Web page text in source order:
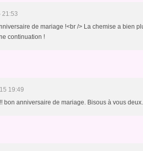
21:53
de mariage !<br /> La chemise a bien
continuation !
19:49
bon anniversaire de mariage. Bisous à vous